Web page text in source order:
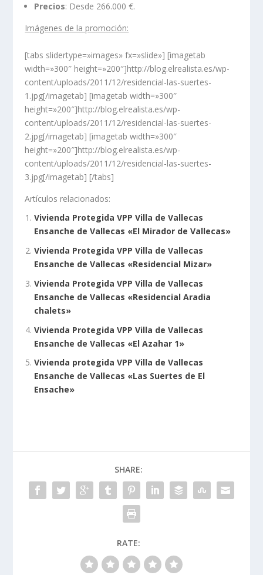
Precios: Desde 266.000 €.
Imágenes de la promoción:
[tabs slidertype=»images» fx=»slide»] [imagetab
width=»300″ height=»200″]http://blog.elrealista.es/wp-
content/uploads/2011/12/residencial-las-suertes-
1.jpg[/imagetab] [imagetab width=»300″
height=»200″]http://blog.elrealista.es/wp-
content/uploads/2011/12/residencial-las-suertes-
2.jpg[/imagetab] [imagetab width=»300″
height=»200″]http://blog.elrealista.es/wp-
content/uploads/2011/12/residencial-las-suertes-
3.jpg[/imagetab] [/tabs]
Artículos relacionados:
Vivienda Protegida VPP Villa de Vallecas
Ensanche de Vallecas «El Mirador de Vallecas»
Vivienda Protegida VPP Villa de Vallecas
Ensanche de Vallecas «Residencial Mizar»
Vivienda Protegida VPP Villa de Vallecas
Ensanche de Vallecas «Residencial Aradia
chalets»
Vivienda Protegida VPP Villa de Vallecas
Ensanche de Vallecas «El Azahar 1»
Vivienda protegida VPP Villa de Vallecas
Ensanche de Vallecas «Las Suertes de El
Ensache»
SHARE:
RATE: